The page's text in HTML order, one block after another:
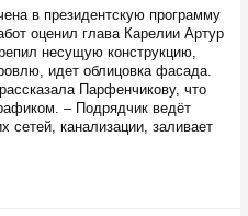
в президентскую программу
оценил глава Карелии Артур
несущую конструкцию,
идет облицовка фасада.
Парфенчикову, что
– Подрядчик ведёт
сетей, канализации, заливает